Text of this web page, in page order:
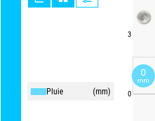
Pluie (mm)
3
0
0
mm